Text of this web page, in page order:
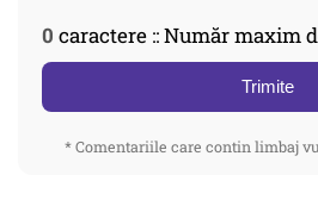
0 caractere :: Număr maxim
Trimite
* Comentariile care contin limbaj